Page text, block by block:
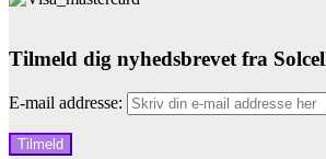
Tilmeld dig nyhedsbrevet fra
E-mail addresse: